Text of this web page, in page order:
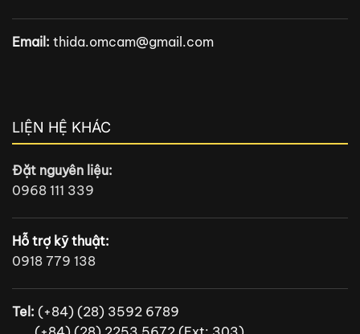
Email: thida.omcam@gmail.com
LIỆN HỆ KHÁC
Đặt nguyên liệu:
0968 111 339
Hỗ trợ kỹ thuật:
0918 779 138
Tel: (+84) (28) 3592 6789